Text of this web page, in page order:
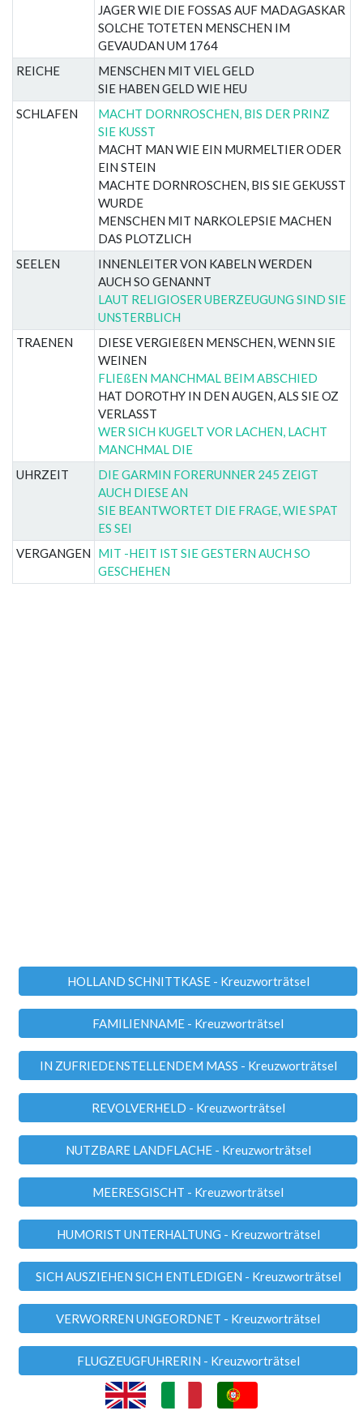
JAGER WIE DIE FOSSAS AUF MADAGASKAR
SOLCHE TOTETEN MENSCHEN IM
GEVAUDAN UM 1764
REICHE
MENSCHEN MIT VIEL GELD
SIE HABEN GELD WIE HEU
SCHLAFEN
MACHT DORNROSCHEN, BIS DER PRINZ
SIE KUSST
MACHT MAN WIE EIN MURMELTIER ODER
EIN STEIN
MACHTE DORNROSCHEN, BIS SIE GEKUSST
WURDE
MENSCHEN MIT NARKOLEPSIE MACHEN
DAS PLOTZLICH
SEELEN
INNENLEITER VON KABELN WERDEN
AUCH SO GENANNT
LAUT RELIGIOSER UBERZEUGUNG SIND SIE
UNSTERBLICH
TRAENEN
DIESE VERGIEßEN MENSCHEN, WENN SIE
WEINEN
FLIEßEN MANCHMAL BEIM ABSCHIED
HAT DOROTHY IN DEN AUGEN, ALS SIE OZ
VERLASST
WER SICH KUGELT VOR LACHEN, LACHT
MANCHMAL DIE
UHRZEIT
DIE GARMIN FORERUNNER 245 ZEIGT
AUCH DIESE AN
SIE BEANTWORTET DIE FRAGE, WIE SPAT
ES SEI
VERGANGEN
MIT -HEIT IST SIE GESTERN AUCH SO
GESCHEHEN
HOLLAND SCHNITTKASE - Kreuzworträtsel
FAMILIENNAME - Kreuzworträtsel
IN ZUFRIEDENSTELLENDEM MASS - Kreuzworträtsel
REVOLVERHELD - Kreuzworträtsel
NUTZBARE LANDFLACHE - Kreuzworträtsel
MEERESGISCHT - Kreuzworträtsel
HUMORIST UNTERHALTUNG - Kreuzworträtsel
SICH AUSZIEHEN SICH ENTLEDIGEN - Kreuzworträtsel
VERWORREN UNGEORDNET - Kreuzworträtsel
FLUGZEUGFUHRERIN - Kreuzworträtsel